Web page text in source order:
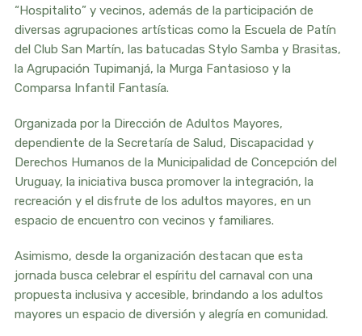
“Hospitalito” y vecinos, además de la participación de
diversas agrupaciones artísticas como la Escuela de Patín
del Club San Martín, las batucadas Stylo Samba y Brasitas,
la Agrupación Tupimanjá, la Murga Fantasioso y la
Comparsa Infantil Fantasía.
Organizada por la Dirección de Adultos Mayores,
dependiente de la Secretaría de Salud, Discapacidad y
Derechos Humanos de la Municipalidad de Concepción del
Uruguay, la iniciativa busca promover la integración, la
recreación y el disfrute de los adultos mayores, en un
espacio de encuentro con vecinos y familiares.
Asimismo, desde la organización destacan que esta
jornada busca celebrar el espíritu del carnaval con una
propuesta inclusiva y accesible, brindando a los adultos
mayores un espacio de diversión y alegría en comunidad.